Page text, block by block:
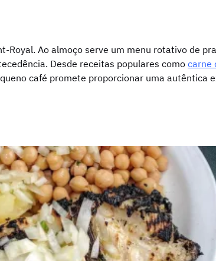
Royal. Ao almoço serve um menu rotativo de
Desde receitas populares como carne
café promete proporcionar uma autêntica